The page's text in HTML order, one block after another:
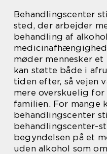
Behandlingscenter
sted, der arbejder
behandling af
møder mennesker
kan støtte både i
tiden efter, så vejen
mere overskuelig
familien. For mange
behandlingscenter
behandlingscenter-
begyndelsen på et
uden alkohol som